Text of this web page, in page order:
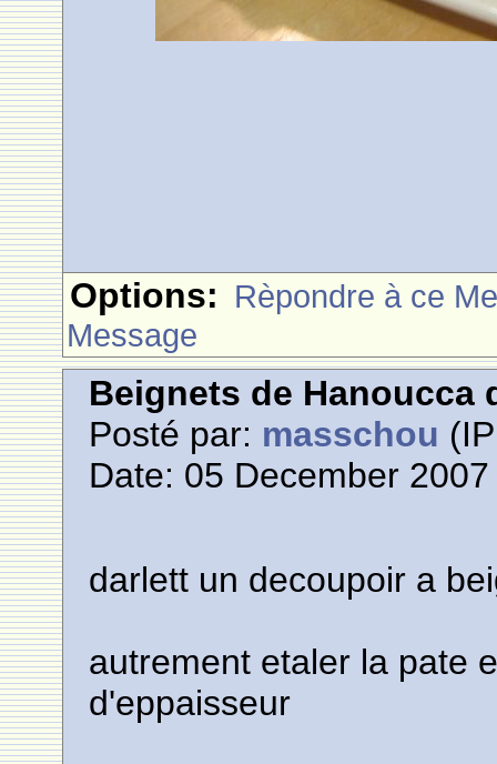
Options: Rèpondre à ce
Message
Beignets de Hanoucca
Posté par: masschou
Date: 05 December
darlett un decoupoir a
autrement etaler la pate
d'eppaisseur